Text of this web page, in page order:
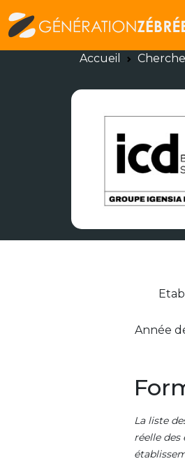
Accueil
Année
La liste
réelle